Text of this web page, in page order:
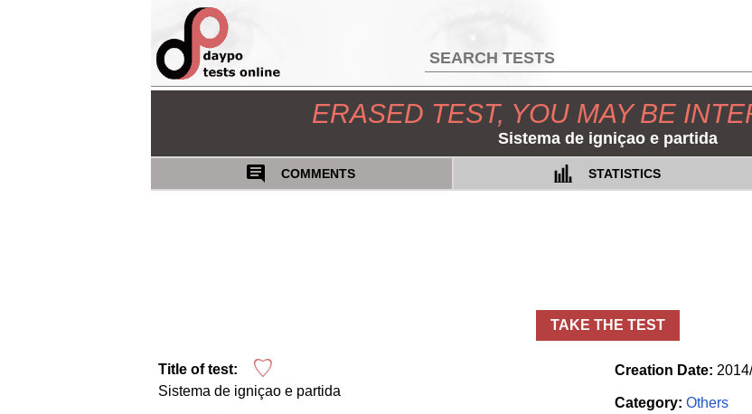
ERASED TEST, YOU MAY BE
Sistema de igniçao e partida
COMMENTS STATISTICS
TAKE THE TEST
Title of test:
Sistema de igniçao e partida
Creation Date:
Category: Others